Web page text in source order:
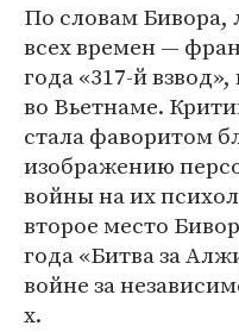
По словам Бивора,
всех времен —
года «317-й
во Вьетнаме.
стала фаворитом
изображению
войны на их
второе место
года «Битва за
войне за
х.